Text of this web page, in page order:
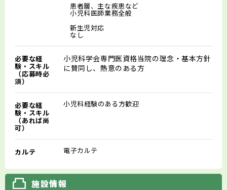
患者層、主な疾患など
小児科医師業務全般
新生児対応
なし
必要な経
験・スキル
（応募時必
須）
小児科学会専門医資格当院の理念・基本方針
に賛同し、熱意のある方
必要な経
験・スキル
（あれば尚
可）
小児科経験のある方歓迎
カルテ 電子カルテ
施設情報